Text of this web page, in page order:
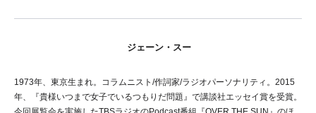
ジェーン・スー
1973年、東京生まれ。コラムニスト/作詞家/ラジオパーソナリティ。2015
年、『貴様いつまで女子でいるつもりだ問題』で講談社エッセイ賞を受賞。